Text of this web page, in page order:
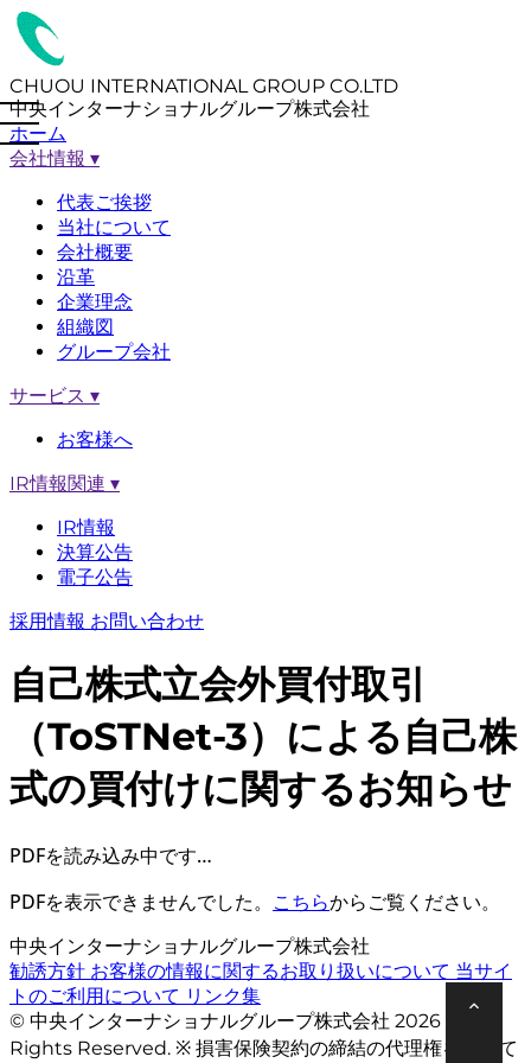
CHUOU INTERNATIONAL GROUP CO.LTD
中央インターナショナルグループ株式会社
ホーム
会社情報 ▾
代表ご挨拶
当社について
会社概要
沿革
企業理念
組織図
グループ会社
サービス ▾
お客様へ
IR情報関連 ▾
IR情報
決算公告
電子公告
採用情報 お問い合わせ
自己株式立会外買付取引
（ToSTNet-3）による自己株
式の買付けに関するお知らせ
PDFを読み込み中です…
PDFを表示できませんでした。 こちらからご覧ください。
中央インターナショナルグループ株式会社
勧誘方針 お客様の情報に関するお取り扱いについて 当サイ
トのご利用について リンク集
© 中央インターナショナルグループ株式会社 2026 All
Rights Reserved. ※ 損害保険契約の締結の代理権を有して